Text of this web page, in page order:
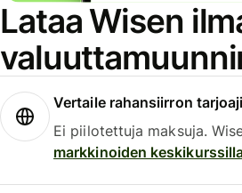
Lataa Wisen
Vertaile rahansiirron
Ei piilotettuja maksuja.
markkinoiden